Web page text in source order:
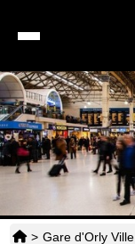
> Gare d'Orly Ville